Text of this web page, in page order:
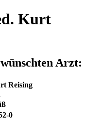
Kurt
Arzt:
Reising
0